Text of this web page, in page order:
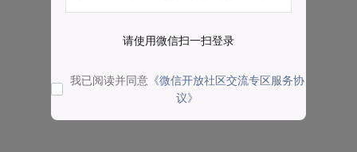
请使用微信扫一扫登录
我已阅读并同意 《微信开放社区交流专区服务协
议》